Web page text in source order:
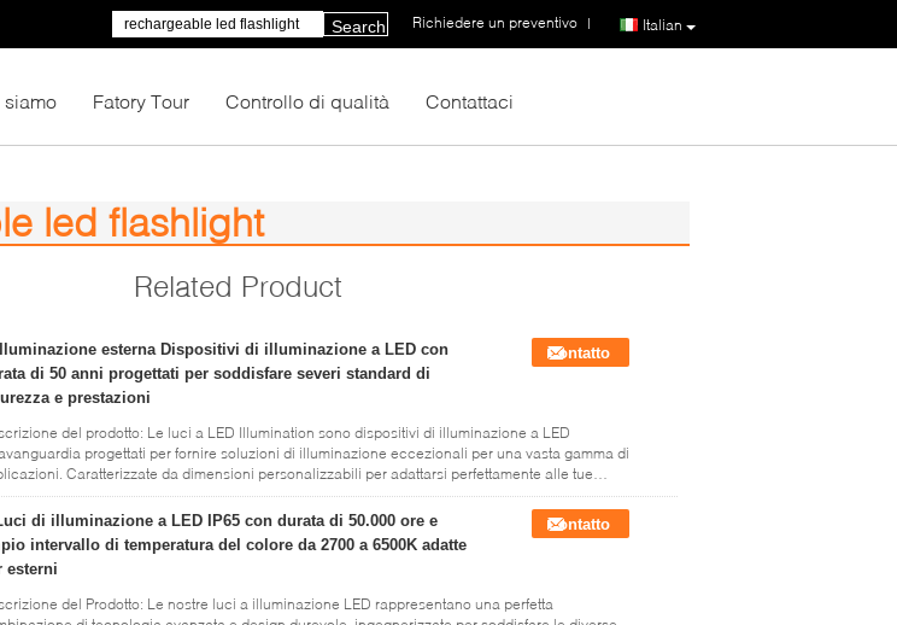
Italian
Richiedere un preventivo |
Search
siamo Fatory Tour Controllo di qualità Contattaci
led flashlight
Related Product
Illuminazione esterna Dispositivi di illuminazione a LED con
di 50 anni progettati per soddisfare severi standard di
e prestazioni
Contatto
del prodotto: Le luci a LED Illumination sono dispositivi di illuminazione a LED
progettati per fornire soluzioni di illuminazione eccezionali per una vasta gamma di
Caratterizzate da dimensioni personalizzabili per adattarsi perfettamente alle tue
...
Leggi di più
di illuminazione a LED IP65 con durata di 50.000 ore e
intervallo di temperatura del colore da 2700 a 6500K adatte
esterni
Contatto
del Prodotto: Le nostre luci a illuminazione LED rappresentano una perfetta